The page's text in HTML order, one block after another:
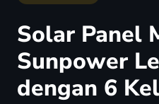
Solar Panel
Sunpower
dengan 6